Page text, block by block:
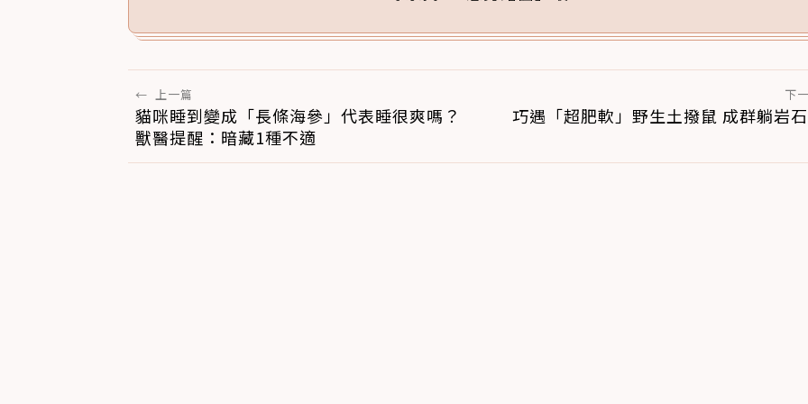
← 上一篇
貓咪睡到變成「長條海參」代表睡很爽嗎？
獸醫提醒：暗藏1種不適
下
巧遇「超肥軟」野生土撥鼠 成群躺岩